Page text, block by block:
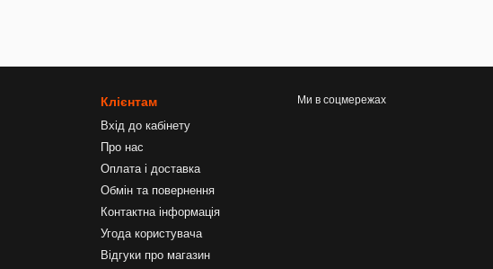
Клієнтам
Вхід до кабінету
Про нас
Оплата і доставка
Обмін та повернення
Контактна інформація
Угода користувача
Відгуки про магазин
Ми в соцмережах